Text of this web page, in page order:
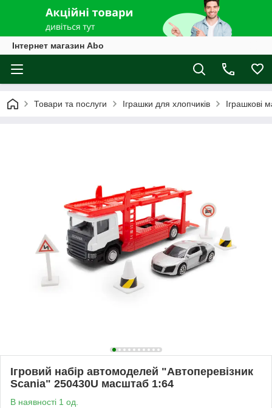
Інтернет магазин Abo
Товари та послуги Іграшки для хлопчиків Іграшкові
Ігровий набір автомоделей "Автоперевізник
Sсania" 250430U масштаб 1:64
В наявності 1 од.